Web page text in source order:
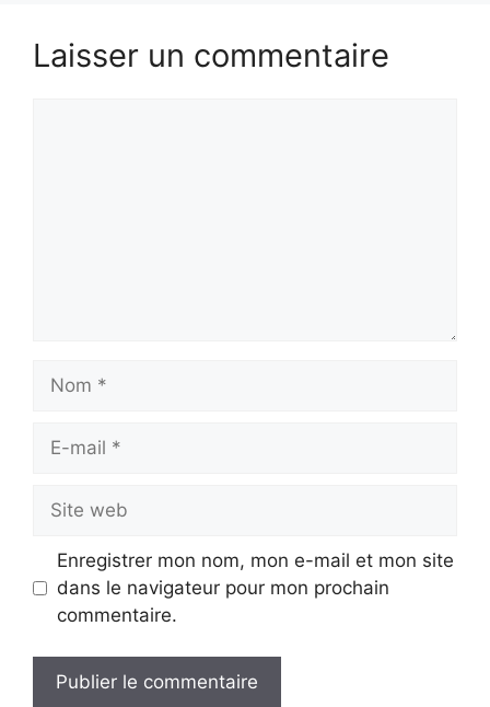
Laisser un commentaire
mail
web
Enregistrer mon nom, mon e-mail et mon site
dans le navigateur pour mon prochain
commentaire.